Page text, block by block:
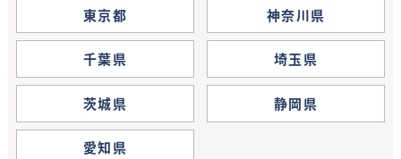
東京都 神奈川県
千葉県 埼玉県
茨城県 静岡県
愛知県